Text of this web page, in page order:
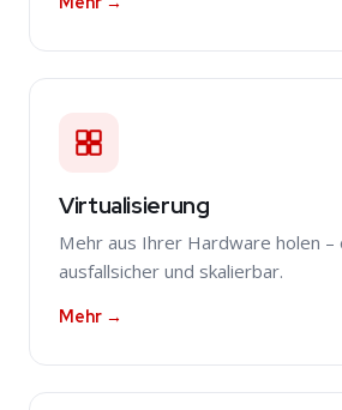
Virtualisierung
Mehr aus Ihrer Hardware holen –
ausfallsicher und skalierbar.
Mehr →